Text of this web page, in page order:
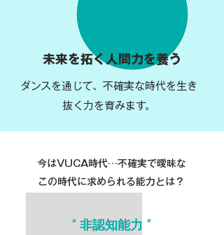
未来を拓く人間力を養う
ダンスを通じて、不確実な時代を生き
抜く力を育みます。
今はVUCA時代…不確実で曖昧な
この時代に求められる能力とは？
“ 非認知能力 ”